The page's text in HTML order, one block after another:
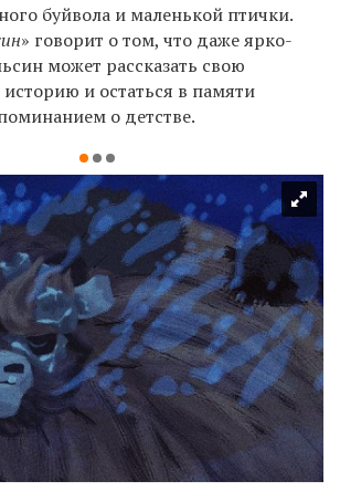
буйвола и маленькой птички.
» говорит о том, что даже ярко-
может рассказать свою
и остаться в памяти
о детстве.